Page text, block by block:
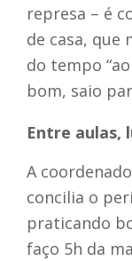
represa – é
de casa, que
do tempo
bom, saio
Entre aulas,
A
concilia o
praticando
faço 5h da